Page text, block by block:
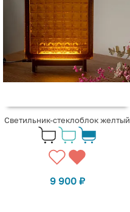
Светильник-стеклоблок желтый
9 900 ₽